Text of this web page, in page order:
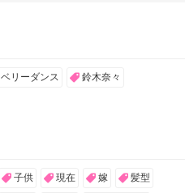
ベリーダンス 鈴木奈々
子供 現在 嫁 髪型